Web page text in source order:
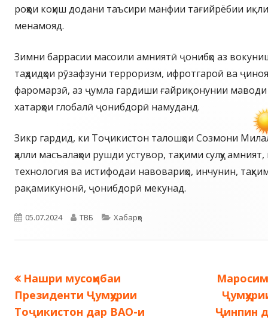
роҳҳои коҳиш додани таъсири манфии тағийрёбии
менамояд.
Зимни баррасии масоили амниятӣ ҷонибҳо аз
таҳдидҳои рӯзафзуни терроризм, ифротгароӣ ва
фаромарзӣ, аз ҷумла гардиши ғайриқонунии
хатарҳои глобалӣ ҷонибдорӣ намуданд.
Зикр гардид, ки Тоҷикистон талошҳои Созмони
ҳалли масъалаҳои рушди устувор, таҳкими сулҳу
технология ва истифодаи навовариҳо, инчунин,
рақамикунонӣ, ҷонибдорӣ мекунад.
Опубликовано
05.07.2024 Автор
ТВБ Рубрики
Хабарҳо
Навигация
по
Предыдущая
запись:
Нашри мусоҳибаи
Президенти Ҷумҳурии
Тоҷикистон дар ВАО-и
запись:
Ҷинпин